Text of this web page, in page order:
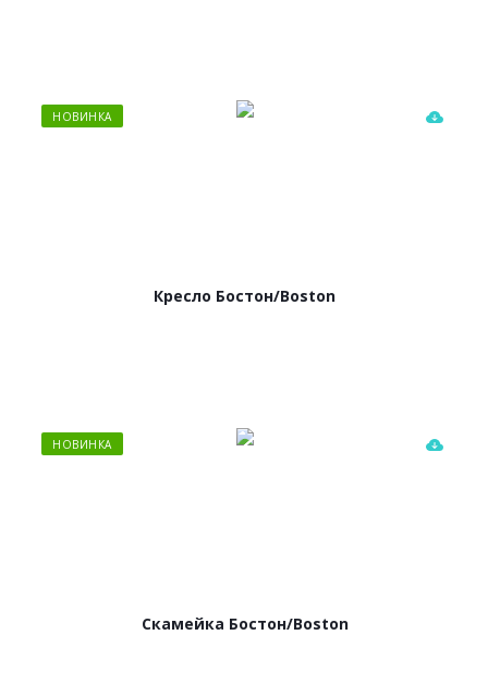
НОВИНКА
Кресло Бостон/Boston
НОВИНКА
Cкамейка Бостон/Boston